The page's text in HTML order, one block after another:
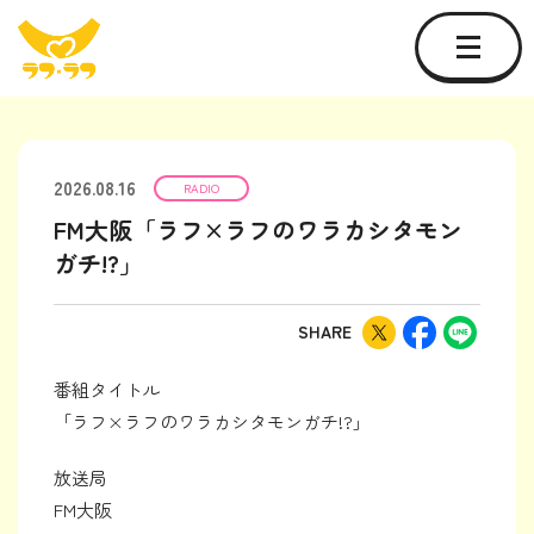
2026.08.16 RADIO
FM大阪「ラフ×ラフのワラカシタモン
ガチ!?」
SHARE
番組タイトル
「ラフ×ラフのワラカシタモンガチ!?」
放送局
FM大阪